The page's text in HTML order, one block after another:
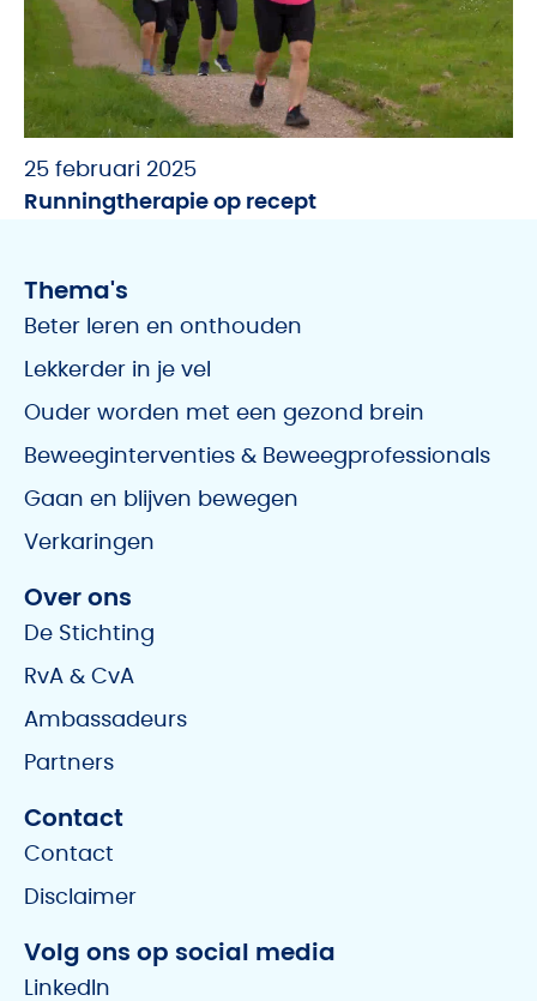
25 februari 2025
Runningtherapie op recept
Thema's
Beter leren en onthouden
Lekkerder in je vel
Ouder worden met een gezond brein
Beweeginterventies & Beweegprofessionals
Gaan en blijven bewegen
Verkaringen
Over ons
De Stichting
RvA & CvA
Ambassadeurs
Partners
Contact
Contact
Disclaimer
Volg ons op social media
LinkedIn